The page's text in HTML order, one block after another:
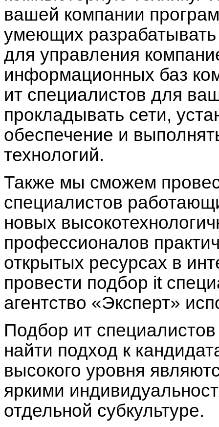
вашей компании
умеющих
для управления
информационных баз
ит специалистов для
прокладывать сети,
обеспечение и
технологий.
Также мы сможем
специалистов
новых
профессионалов
открытых ресурсах в
провести подбор it
агентство «Эксперт»
Подбор ит специалистов
найти подход к
высокого уровня
яркими
отдельной субкультуре.